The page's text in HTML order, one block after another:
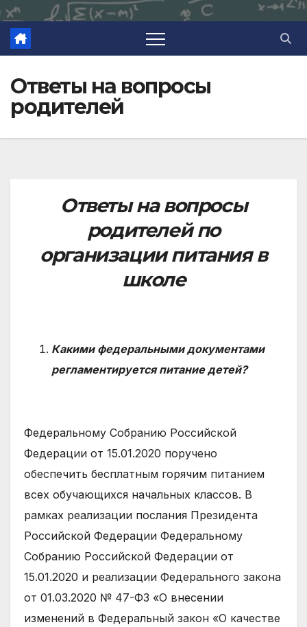
Ответы на вопросы
родителей
Ответы на вопросы
родителей по
организации питания в
школе
Какими федеральными документами
регламентируется питание детей?
Федеральному Собранию Российской
Федерации от 15.01.2020 поручено
обеспечить бесплатным горячим питанием
всех обучающихся начальных классов. В
рамках реализации послания Президента
Российской Федерации Федеральному
Собранию Российской Федерации от
15.01.2020 и реализации Федерального закона
от 01.03.2020 № 47-ФЗ «О внесении
изменений в Федеральный закон «О качестве